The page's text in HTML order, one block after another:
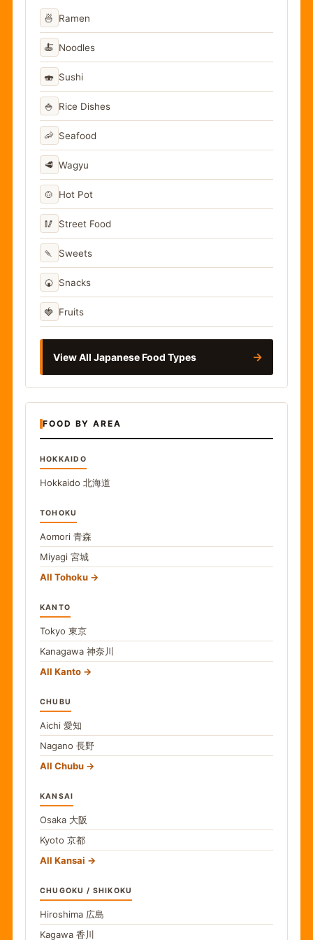
🍜 Ramen
🍝 Noodles
🍣 Sushi
🍚 Rice Dishes
🦐 Seafood
🥩 Wagyu
🍲 Hot Pot
🥢 Street Food
🍡 Sweets
🍘 Snacks
🍓 Fruits
View All Japanese Food Types →
FOOD BY AREA
HOKKAIDO
Hokkaido 北海道
TOHOKU
Aomori 青森
Miyagi 宮城
All Tohoku
KANTO
Tokyo 東京
Kanagawa 神奈川
All Kanto
CHUBU
Aichi 愛知
Nagano 長野
All Chubu
KANSAI
Osaka 大阪
Kyoto 京都
All Kansai
CHUGOKU / SHIKOKU
Hiroshima 広島
Kagawa 香川